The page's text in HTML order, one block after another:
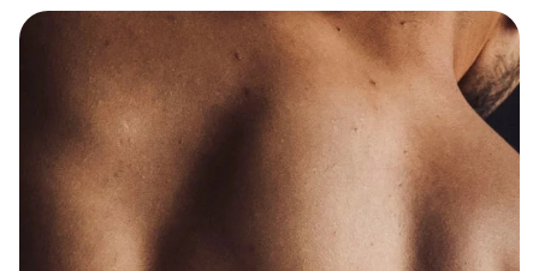
Destination : plaisir
DÉCOUVRIR